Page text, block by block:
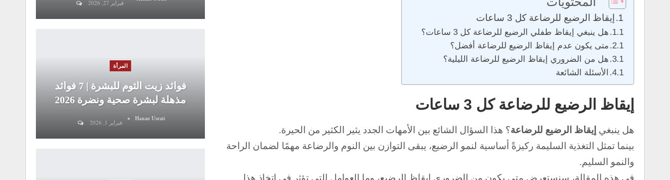
إيقاظ الرضيع للرضاعة كل 3 ساعات
هل ينبغي إيقاظ طفلي الرضيع للرضاعة كل 3 ساعات؟
متى يكون عدم إيقاظ الرضيع للرضاعة أفضل؟
هل من الضروري إيقاظ الرضيع للرضاعة الليلية؟
الأسئلة الشائعة
إيقاظ الرضيع للرضاعة كل 3 ساعات
هل ينبغي إيقاظ الرضيع للرضاعة؟ هذا السؤال الشائع بين الأمهات الجدد يثير الكثير من الحيرة.
بينما تمثل التغذية السليمة ركيزةً أساسية لنمو الرضيع، يبقى التوازن بين النوم والرضاعة مهمًا لضمان الراحة
والنمو السليم.
في هذه المقالة، سنستعرض متى يكون من الضروري إيقاظ الرضيع، وما العوامل التي تؤثر في اتخاذ هذا
فبراير 27, 2026
المرأة
فوائد زيت الثوم للبشرة | 7 فوائد
مذهلة لبشرة صحية ونضرة 2026
Hanan Usrati
فبراير 1, 2026